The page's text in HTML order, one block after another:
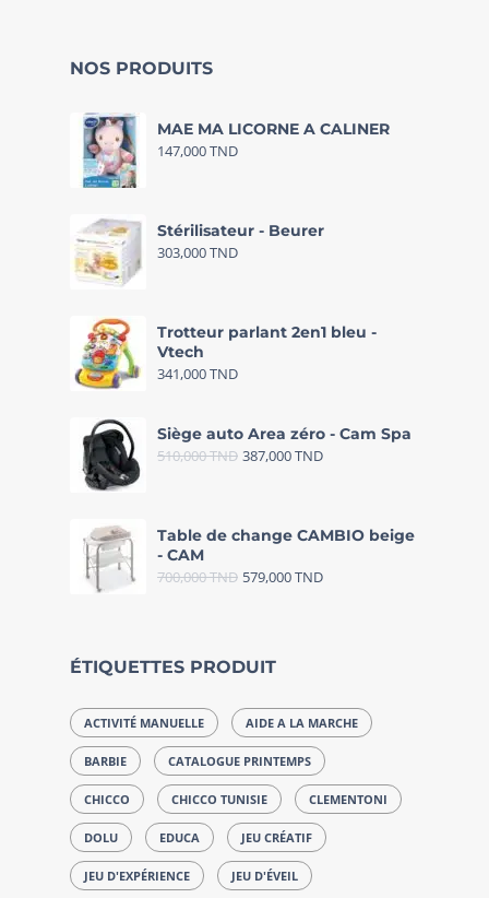
NOS PRODUITS
MAE MA LICORNE A CALINER
147,000TND
Stérilisateur - Beurer
303,000TND
Trotteur parlant 2en1 bleu -
Vtech
341,000TND
Siège auto Area zéro - Cam Spa
510,000TND 387,000TND
Table de change CAMBIO beige
- CAM
700,000TND 579,000TND
ÉTIQUETTES PRODUIT
ACTIVITÉ MANUELLE AIDE A LA MARCHE
BARBIE CATALOGUE PRINTEMPS
CHICCO CHICCO TUNISIE CLEMENTONI
DOLU EDUCA JEU CRÉATIF
JEU D'EXPÉRIENCE JEU D'ÉVEIL